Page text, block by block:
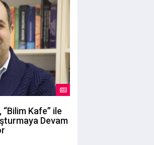
Kafe” ile
Devam